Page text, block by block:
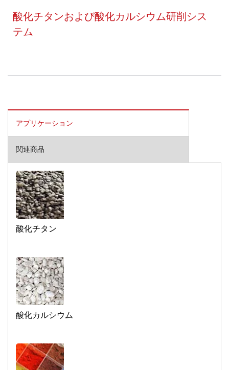
酸化チタンおよび酸化カルシウム研削シス
テム
アプリケーション
関連商品
酸化チタン
酸化カルシウム